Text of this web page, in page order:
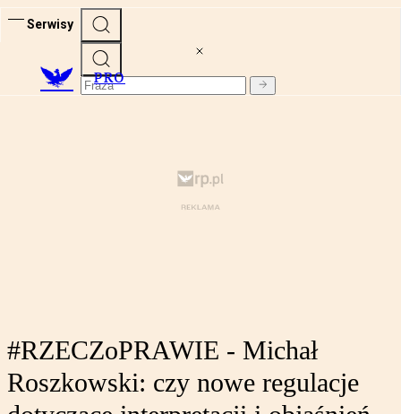
Serwisy
PRO
#RZECZoPRAWIE - Michał
Roszkowski: czy nowe regulacje